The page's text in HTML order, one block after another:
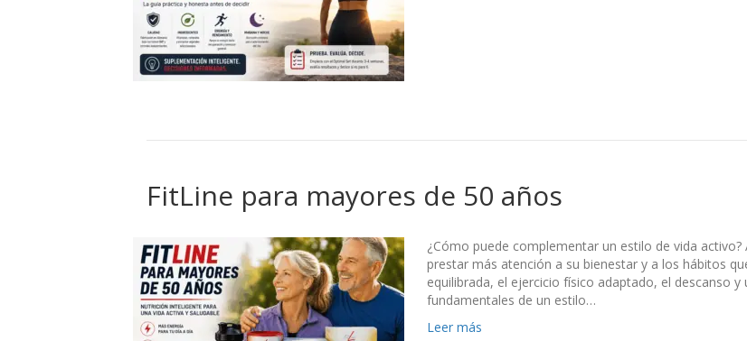
FitLine para mayores de 50 años
¿Cómo puede complementar un estilo de vida
prestar más atención a su bienestar y a los hábitos
equilibrada, el ejercicio físico adaptado, el descanso
fundamentales de un estilo…
Leer más